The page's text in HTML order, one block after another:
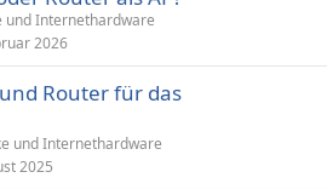
und Internethardware
2026
Router für das
und Internethardware
2025